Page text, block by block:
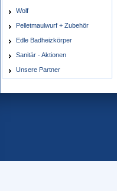
Wolf
Pelletmaulwurf + Zubehör
Edle Badheizkörper
Sanitär - Aktionen
Unsere Partner